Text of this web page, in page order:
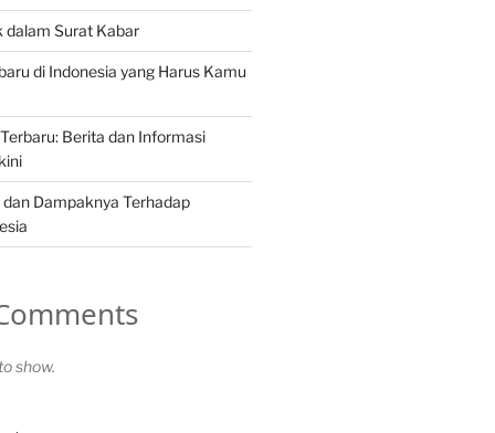
dalam Surat Kabar
di Indonesia yang Harus Kamu
Berita dan Informasi
Dampaknya Terhadap
show.